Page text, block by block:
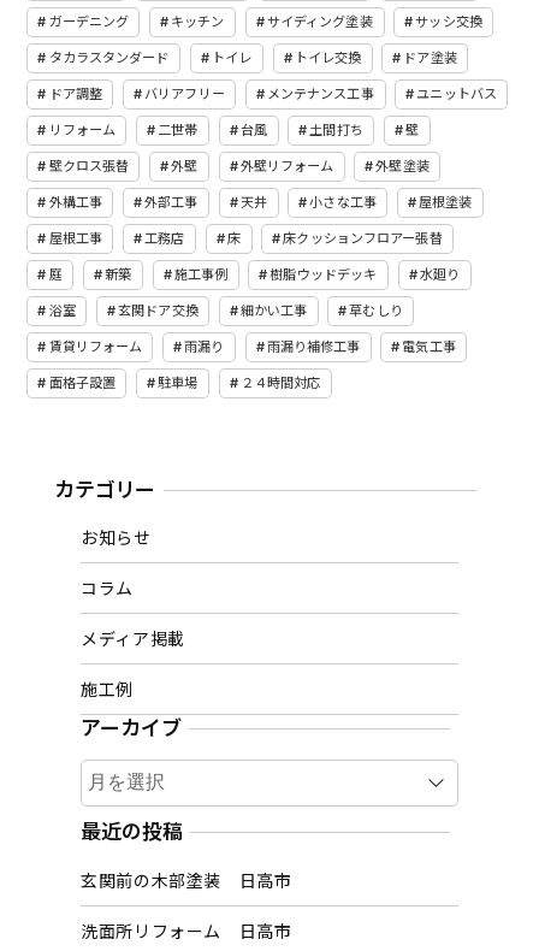
ガーデニング キッチン サイディング塗装 サッシ交換
タカラスタンダード トイレ トイレ交換 ドア塗装
ドア調整 バリアフリー メンテナンス工事 ユニットバス
リフォーム 二世帯 台風 土間打ち 壁
壁クロス張替 外壁 外壁リフォーム 外壁塗装
外構工事 外部工事 天井 小さな工事 屋根塗装
屋根工事 工務店 床 床クッションフロアー張替
庭 新築 施工事例 樹脂ウッドデッキ 水廻り
浴室 玄関ドア交換 細かい工事 草むしり
賃貸リフォーム 雨漏り 雨漏り補修工事 電気工事
面格子設置 駐車場 ２４時間対応
カテゴリー
お知らせ
コラム
メディア掲載
施工例
アーカイブ
ア
ー
カ
ブ
最近の投稿
玄関前の木部塗装 日高市
洗面所リフォーム 日高市